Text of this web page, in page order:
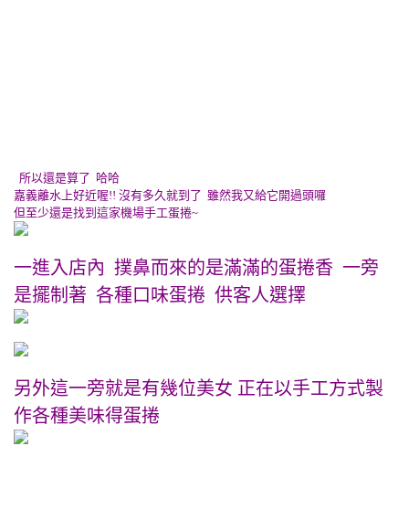
所以還是算了 哈哈
嘉義離水上好近喔!! 沒有多久就到了 雖然我又給它開過頭囉
但至少還是找到這家機場手工蛋捲~
一進入店內 撲鼻而來的是滿滿的蛋捲香 一旁
是擺制著 各種口味蛋捲 供客人選擇
另外這一旁就是有幾位美女 正在以手工方式製
作各種美味得蛋捲